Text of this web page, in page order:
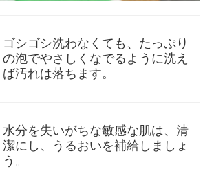
ゴシゴシ洗わなくても、たっぷり
の泡でやさしくなでるように洗え
ば汚れは落ちます。
水分を失いがちな敏感な肌は、清
潔にし、うるおいを補給しましょ
う。